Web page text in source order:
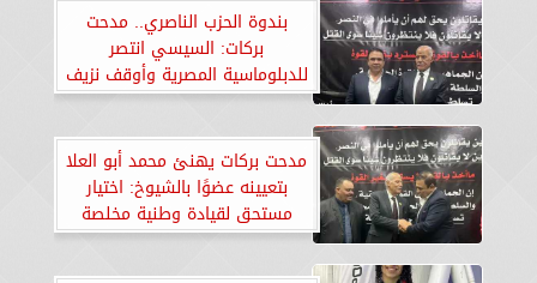
بندوة الحزب الناصري.. مدحت
بركات: السيسي انتصر
للدبلوماسية المصرية وأوقف نزيف
الحرب في غزة بحكمة القائد
مدحت بركات يهنئ محمد أبو العلا
بتعيينه عضوًا بالشيوخ: اختيار
مستحق لقيادة وطنية مخلصة